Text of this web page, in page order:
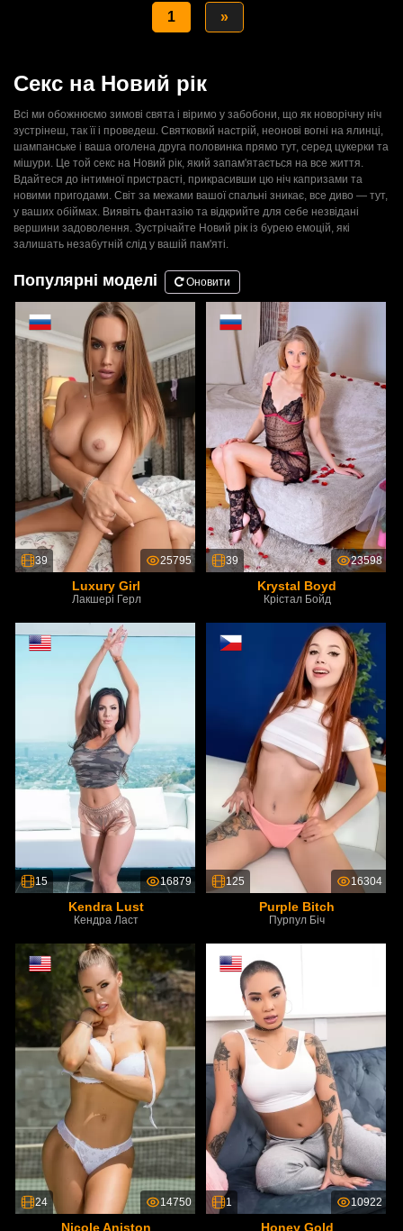
1 »
Секс на Новий рік
Всі ми обожнюємо зимові свята і віримо у забобони, що як новорічну ніч
зустрінеш, так її і проведеш. Святковий настрій, неонові вогні на ялинці,
шампанське і ваша оголена друга половинка прямо тут, серед цукерки та
мішури. Це той секс на Новий рік, який запам'ятається на все життя.
Вдайтеся до інтимної пристрасті, прикрасивши цю ніч капризами та
новими пригодами. Світ за межами вашої спальні зникає, все диво — тут,
у ваших обіймах. Виявіть фантазію та відкрийте для себе незвідані
вершини задоволення. Зустрічайте Новий рік із бурею емоцій, які
залишать незабутній слід у вашій пам'яті.
Популярні моделі Оновити
39 25795
Luxury Girl
Лакшері Герл
39 23598
Krystal Boyd
Крістал Бойд
15 16879
Kendra Lust
Кендра Ласт
125 16304
Purple Bitch
Пурпул Біч
24 14750
Nicole Aniston
1 10922
Honey Gold